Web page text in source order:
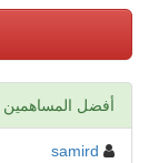
أفضل المساهمين
samird